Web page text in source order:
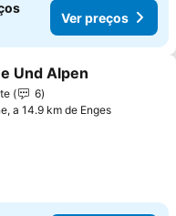
Ver preços
aos favoritos
Und Alpen
6
a 14.9 km de Enges